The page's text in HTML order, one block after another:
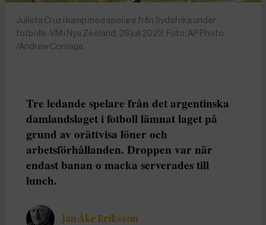
Julieta Cruz i kamp med spelare från Sydafrika under
fotbolls-VM i Nya Zeeland, 28 juli 2023. Foto: AP Photo
/Andrew Cornaga
Tre ledande spelare från det argentinska
damlandslaget i fotboll lämnat laget på
grund av orättvisa löner och
arbetsförhållanden. Droppen var när
endast banan o macka serverades till
lunch.
Jan-Åke Eriksson